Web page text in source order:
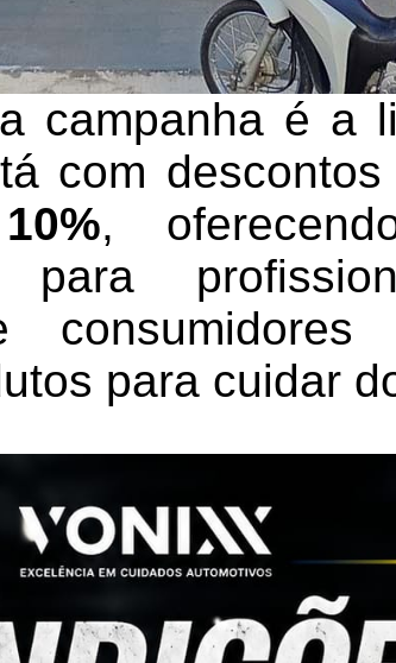
campanha é a
com
,
para
para cuidar